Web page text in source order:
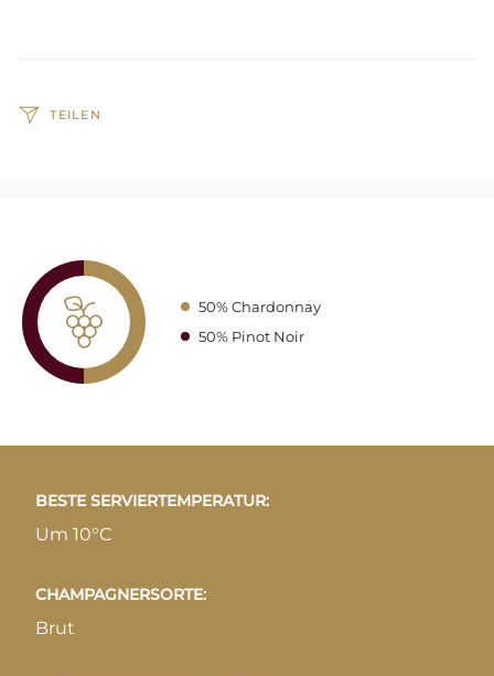
TEILEN
50% Chardonnay
50% Pinot Noir
BESTE SERVIERTEMPERATUR:
Um 10°C
CHAMPAGNERSORTE:
Brut